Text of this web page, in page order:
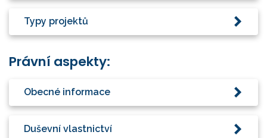
Typy projektů
Právní aspekty:
Obecné informace
Duševní vlastnictví